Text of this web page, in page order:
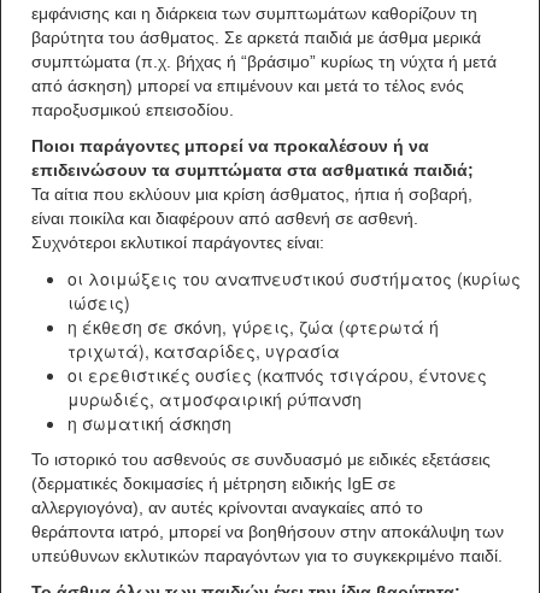
εμφάνισης και η διάρκεια των συμπτωμάτων καθορίζουν τη
βαρύτητα του άσθματος. Σε αρκετά παιδιά με άσθμα μερικά
συμπτώματα (π.χ. βήχας ή “βράσιμο” κυρίως τη νύχτα ή μετά
από άσκηση) μπορεί να επιμένουν και μετά το τέλος ενός
παροξυσμικού επεισοδίου.
Ποιοι παράγοντες μπορεί να προκαλέσουν ή να
επιδεινώσουν τα συμπτώματα στα ασθματικά παιδιά;
Τα αίτια που εκλύουν μια κρίση άσθματος, ήπια ή σοβαρή,
είναι ποικίλα και διαφέρουν από ασθενή σε ασθενή.
Συχνότεροι εκλυτικοί παράγοντες είναι:
οι λοιμώξεις του αναπνευστικού συστήματος (κυρίως
ιώσεις)
η έκθεση σε σκόνη, γύρεις, ζώα (φτερωτά ή
τριχωτά), κατσαρίδες, υγρασία
οι ερεθιστικές ουσίες (καπνός τσιγάρου, έντονες
μυρωδιές, ατμοσφαιρική ρύπανση
η σωματική άσκηση
Το ιστορικό του ασθενούς σε συνδυασμό με ειδικές εξετάσεις
(δερματικές δοκιμασίες ή μέτρηση ειδικής IgE σε
αλλεργιογόνα), αν αυτές κρίνονται αναγκαίες από το
θεράποντα ιατρό, μπορεί να βοηθήσουν στην αποκάλυψη των
υπεύθυνων εκλυτικών παραγόντων για το συγκεκριμένο παιδί.